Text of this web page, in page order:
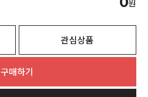
원
관심상품
구매하기